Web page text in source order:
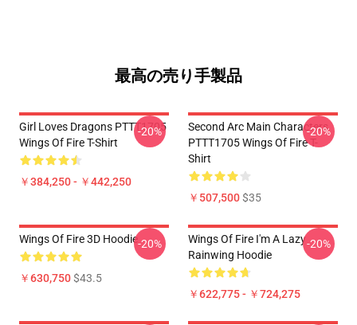
最高の売り手製品
Girl Loves Dragons PTTT1705
Wings Of Fire T-Shirt
￥384,250 - ￥442,250
-20%
Second Arc Main Characters
PTTT1705 Wings Of Fire T-
Shirt
￥507,500$35
-20%
Wings Of Fire 3D Hoodie
￥630,750$43.5
-20%
Wings Of Fire I'm A Lazy
Rainwing Hoodie
￥622,775 - ￥724,275
-20%